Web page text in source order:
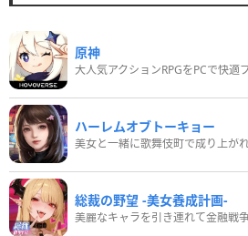
原神
大人気アクションRPGをPCで快適
ハーレムオブトーキョー
美女と一緒に歌舞伎町で成り上がれ
総裁の野望 -美女養成計画-
美麗なキャラを引き連れて金融戦